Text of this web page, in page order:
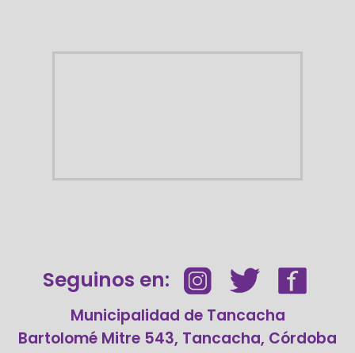
Seguinos en:
Municipalidad de Tancacha
Bartolomé Mitre 543, Tancacha, Córdoba